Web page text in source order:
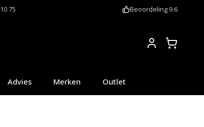
75 Beoordeling 9.6
Advies Merken Outlet